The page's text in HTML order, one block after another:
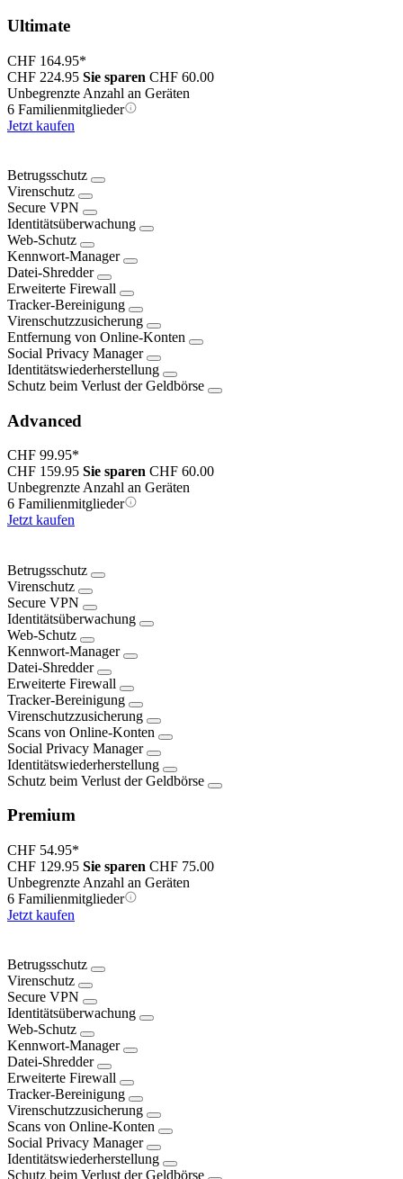
Ultimate
CHF 164.95*
CHF 224.95 Sie sparen CHF 60.00
Unbegrenzte Anzahl an Geräten
6 Familienmitglieder
Jetzt kaufen
Betrugsschutz
Virenschutz
Secure VPN
Identitätsüberwachung
Web-Schutz
Kennwort-Manager
Datei-Shredder
Erweiterte Firewall
Tracker-Bereinigung
Virenschutzzusicherung
Entfernung von Online-Konten
Social Privacy Manager
Identitätswiederherstellung
Schutz beim Verlust der Geldbörse
Advanced
CHF 99.95*
CHF 159.95 Sie sparen CHF 60.00
Unbegrenzte Anzahl an Geräten
6 Familienmitglieder
Jetzt kaufen
Betrugsschutz
Virenschutz
Secure VPN
Identitätsüberwachung
Web-Schutz
Kennwort-Manager
Datei-Shredder
Erweiterte Firewall
Tracker-Bereinigung
Virenschutzzusicherung
Scans von Online-Konten
Social Privacy Manager
Identitätswiederherstellung
Schutz beim Verlust der Geldbörse
Premium
CHF 54.95*
CHF 129.95 Sie sparen CHF 75.00
Unbegrenzte Anzahl an Geräten
6 Familienmitglieder
Jetzt kaufen
Betrugsschutz
Virenschutz
Secure VPN
Identitätsüberwachung
Web-Schutz
Kennwort-Manager
Datei-Shredder
Erweiterte Firewall
Tracker-Bereinigung
Virenschutzzusicherung
Scans von Online-Konten
Social Privacy Manager
Identitätswiederherstellung
Schutz beim Verlust der Geldbörse